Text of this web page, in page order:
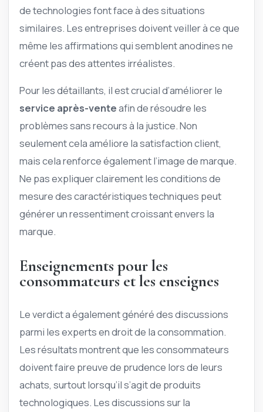
de technologies font face à des situations
similaires. Les entreprises doivent veiller à ce que
même les affirmations qui semblent anodines ne
créent pas des attentes irréalistes.
Pour les détaillants, il est crucial d’améliorer le
service après-venteafin de résoudre les
problèmes sans recours à la justice. Non
seulement cela améliore la satisfaction client,
mais cela renforce également l’image de marque.
Ne pas expliquer clairement les conditions de
mesure des caractéristiques techniques peut
générer un ressentiment croissant envers la
marque.
Enseignements pour les
consommateurs et les enseignes
Le verdict a également généré des discussions
parmi les experts en droit de la consommation.
Les résultats montrent que les consommateurs
doivent faire preuve de prudence lors de leurs
achats, surtout lorsqu’il s’agit de produits
technologiques. Les discussions sur la